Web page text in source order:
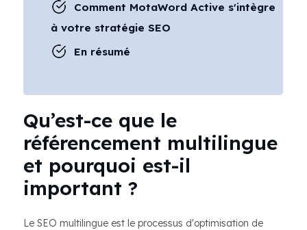
Comment MotaWord Active s'intègre
à votre stratégie SEO
En résumé
Qu’est-ce que le
référencement multilingue
et pourquoi est-il
important ?
Le SEO multilingue est le processus d'optimisation de